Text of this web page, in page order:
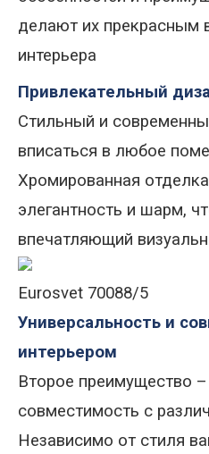
делают их прекрасным
интерьера
Привлекательный
Стильный и
вписаться в любое
Хромированная
элегантность и шарм,
впечатляющий
Eurosvet 70088/5
Универсальность и
интерьером
Второе преимущество
совместимость с
Независимо от стиля